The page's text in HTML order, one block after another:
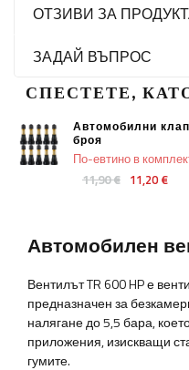
ОТЗИВИ ЗА
ЗАДАЙ ВЪПРОС
СПЕСТЕТЕ,
Автомобилни
броя
11,90 € 11,20 €
По-евтино в
Автомобилен
Вентилът TR 600 HP е
предназначен за
налягане до 5,5 бара,
приложения, изискващи
гумите.